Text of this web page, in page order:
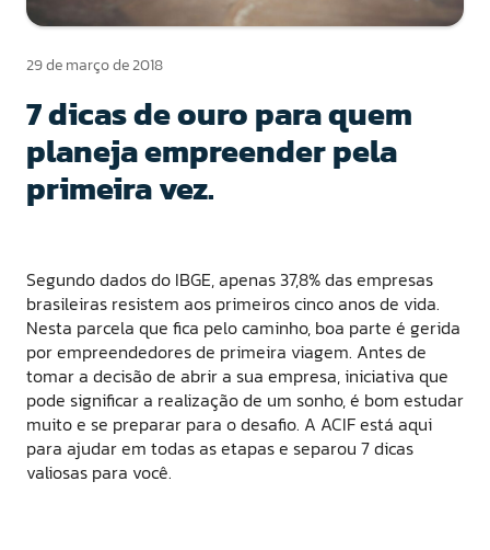
29 de março de 2018
7 dicas de ouro para quem
planeja empreender pela
primeira vez.
Segundo dados do IBGE, apenas 37,8% das empresas
brasileiras resistem aos primeiros cinco anos de vida.
Nesta parcela que fica pelo caminho, boa parte é gerida
por empreendedores de primeira viagem. Antes de
tomar a decisão de abrir a sua empresa, iniciativa que
pode significar a realização de um sonho, é bom estudar
muito e se preparar para o desafio. A ACIF está aqui
para ajudar em todas as etapas e separou 7 dicas
valiosas para você.